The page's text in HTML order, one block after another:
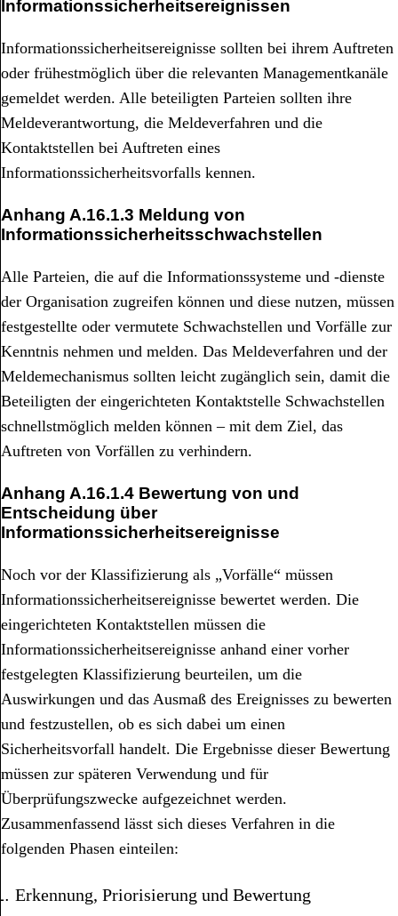
Informationssicherheitsereignissen
Informationssicherheitsereignisse sollten bei ihrem Auftreten
oder frühestmöglich über die relevanten Managementkanäle
gemeldet werden. Alle beteiligten Parteien sollten ihre
Meldeverantwortung, die Meldeverfahren und die
Kontaktstellen bei Auftreten eines
Informationssicherheitsvorfalls kennen.
Anhang A.16.1.3 Meldung von
Informationssicherheitsschwachstellen
Alle Parteien, die auf die Informationssysteme und -dienste
der Organisation zugreifen können und diese nutzen, müssen
festgestellte oder vermutete Schwachstellen und Vorfälle zur
Kenntnis nehmen und melden. Das Meldeverfahren und der
Meldemechanismus sollten leicht zugänglich sein, damit die
Beteiligten der eingerichteten Kontaktstelle Schwachstellen
schnellstmöglich melden können – mit dem Ziel, das
Auftreten von Vorfällen zu verhindern.
Anhang A.16.1.4 Bewertung von und
Entscheidung über
Informationssicherheitsereignisse
Noch vor der Klassifizierung als „Vorfälle“ müssen
Informationssicherheitsereignisse bewertet werden. Die
eingerichteten Kontaktstellen müssen die
Informationssicherheitsereignisse anhand einer vorher
festgelegten Klassifizierung beurteilen, um die
Auswirkungen und das Ausmaß des Ereignisses zu bewerten
und festzustellen, ob es sich dabei um einen
Sicherheitsvorfall handelt. Die Ergebnisse dieser Bewertung
müssen zur späteren Verwendung und für
Überprüfungszwecke aufgezeichnet werden.
Zusammenfassend lässt sich dieses Verfahren in die
folgenden Phasen einteilen:
Erkennung, Priorisierung und Bewertung